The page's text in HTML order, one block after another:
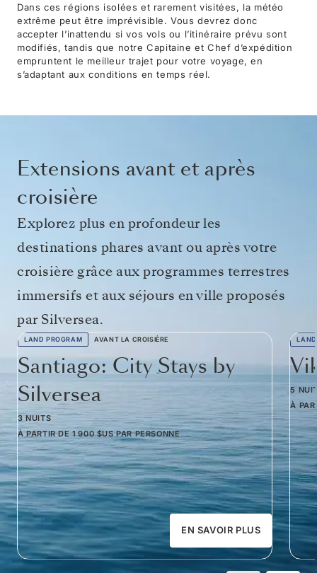
Dans ces régions isolées et rarement visitées, la météo
extrême peut être imprévisible. Vous devrez donc
accepter l’inattendu si vos vols ou l’itinéraire prévu sont
modifiés, tandis que notre Capitaine et Chef d’expédition
empruntent le meilleur trajet pour votre voyage, en
s’adaptant aux conditions en temps réel.
Extensions avant et après
croisière
Explorez plus en profondeur les
destinations phares avant ou après votre
croisière grâce aux programmes terrestres
immersifs et aux séjours en ville proposés
par Silversea.
LAND PROGRAM AVANT LA CROISIÈRE
Santiago: City Stays by
Silversea
3 NUITS
À PARTIR DE 1 900 $US PAR PERSONNE
EN SAVOIR PLUS
5
À